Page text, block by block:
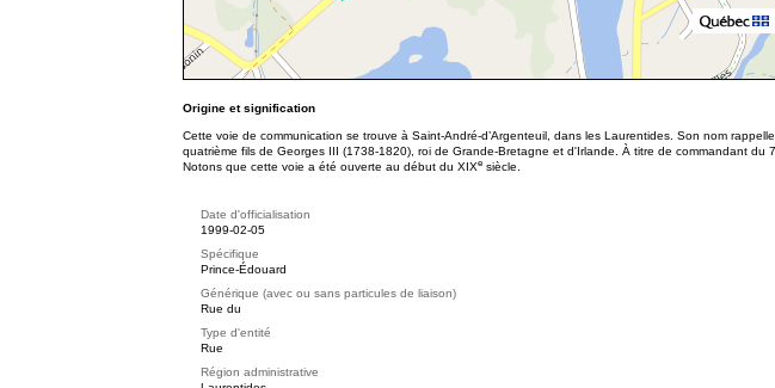
Origine et signification
Cette voie de communication se trouve à Saint-André-d’Argenteuil, dans les Laurentides. Son nom
quatrième fils de Georges III (1738-1820), roi de Grande-Bretagne et d'Irlande. À titre de commandant du 7
Notons que cette voie a été ouverte au début du XIXe siècle.
Date d'officialisation
1999-02-05
Spécifique
Prince-Édouard
Générique (avec ou sans particules de liaison)
Rue du
Type d'entité
Rue
Région administrative